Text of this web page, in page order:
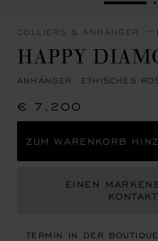
ZUR
COLLIERS & ANHÄNGER
HAPPY
ANHÄNGER, ETHISCHES
€ 7,200
ZUM WARENKORB
EINEN
TERMIN IN DER BOUTIQUE